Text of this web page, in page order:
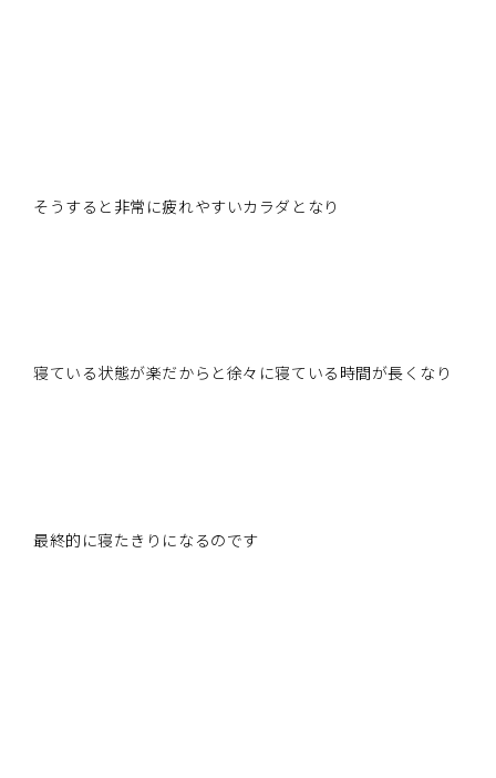
そうすると非常に疲れやすいカラダとなり
寝ている状態が楽だからと徐々に寝ている時間が長くなり
最終的に寝たきりになるのです